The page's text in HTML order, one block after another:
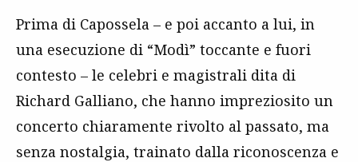
Prima di Capossela – e poi accanto a lui, in
una esecuzione di “Modì” toccante e fuori
contesto – le celebri e magistrali dita di
Richard Galliano, che hanno impreziosito un
concerto chiaramente rivolto al passato, ma
senza nostalgia, trainato dalla riconoscenza e